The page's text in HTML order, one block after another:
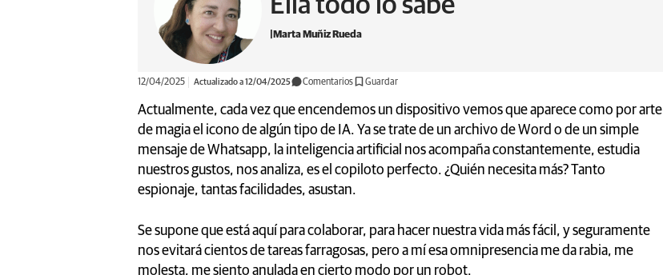
Marta Muñiz Rueda
12/04/2025 Actualizado a 12/04/2025 Comentarios Guardar
Actualmente, cada vez que encendemos un dispositivo vemos que aparece como por arte
de magia el icono de algún tipo de IA. Ya se trate de un archivo de Word o de un simple
mensaje de Whatsapp, la inteligencia artificial nos acompaña constantemente, estudia
nuestros gustos, nos analiza, es el copiloto perfecto. ¿Quién necesita más? Tanto
espionaje, tantas facilidades, asustan.
Se supone que está aquí para colaborar, para hacer nuestra vida más fácil, y seguramente
nos evitará cientos de tareas farragosas, pero a mí esa omnipresencia me da rabia, me
molesta, me siento anulada en cierto modo por un robot.